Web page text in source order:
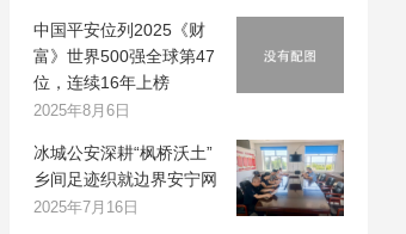
中国平安位列2025《财
富》世界500强全球第47
位，连续16年上榜
2025年8月6日
冰城公安深耕“枫桥沃土”
乡间足迹织就边界安宁网
2025年7月16日